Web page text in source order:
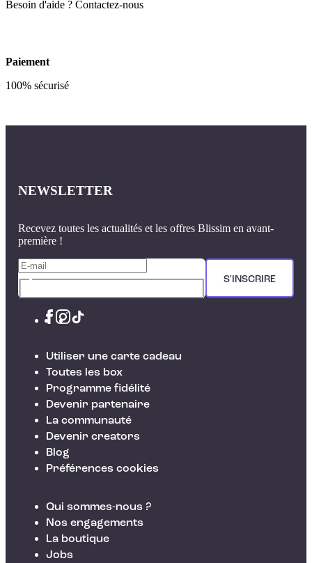
Besoin d'aide ? Contactez-nous
Paiement
100% sécurisé
NEWSLETTER
Recevez toutes les actualités et les offres Blissim en avant-
première !
S'INSCRIRE
Utiliser une carte cadeau
Toutes les box
Programme fidélité
Devenir partenaire
La communauté
Devenir creators
Blog
Préférences cookies
Qui sommes-nous ?
Nos engagements
La boutique
Jobs